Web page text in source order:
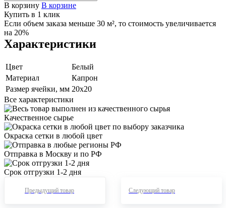
В корзину В корзине
Купить в 1 клик
Если объем заказа меньше 30 м², то стоимость увеличивается
на 20%
Характеристики
Цвет
Белый
Материал
Капрон
Размер ячейки, мм 20х20
Все характеристики
Качественное сырье
Окраска сетки в любой цвет
Отправка в Москву и по РФ
Срок отгрузки 1-2 дня
Предыдущий товар Следующий товар